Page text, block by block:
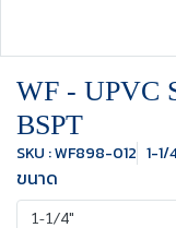
WF - UPVC
BSPT
SKU : WF898-012 1-1/
ขนาด
1-1/4"